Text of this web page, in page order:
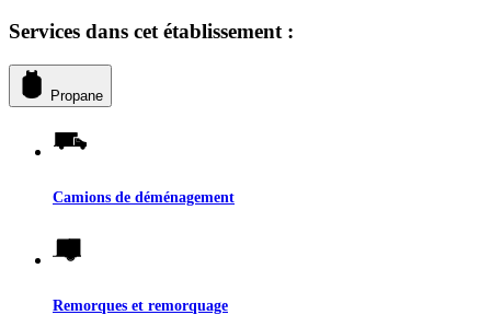
Services dans cet établissement :
Propane
Camions de déménagement
Remorques et remorquage